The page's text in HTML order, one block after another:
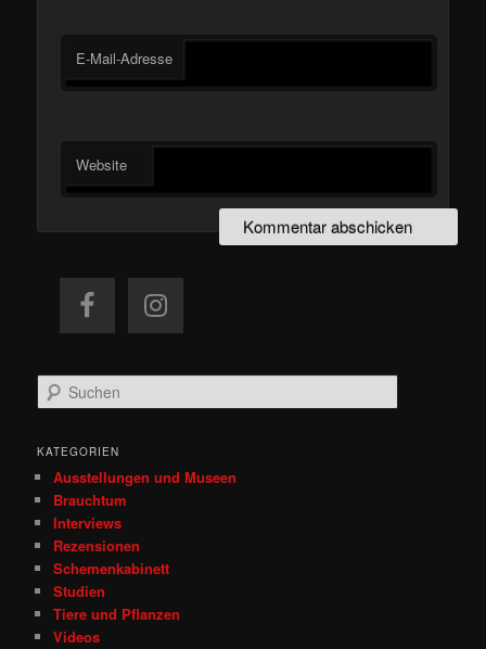
E-Mail-Adresse
Website
u
h
KATEGORIEN
Ausstellungen und Museen
Brauchtum
Interviews
Rezensionen
Schemenkabinett
Studien
Tiere und Pflanzen
Videos